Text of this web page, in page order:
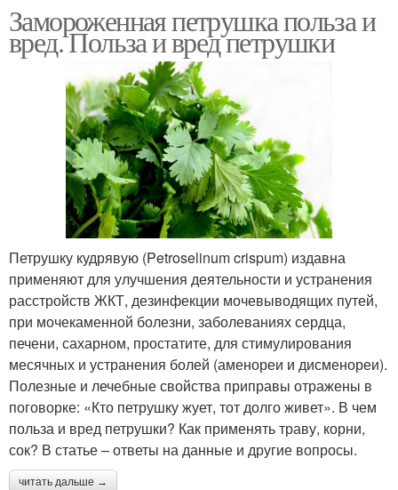
Замороженная петрушка польза и
вред. Польза и вред петрушки
Петрушку кудрявую (Petroselinum crispum) издавна
применяют для улучшения деятельности и устранения
расстройств ЖКТ, дезинфекции мочевыводящих путей,
при мочекаменной болезни, заболеваниях сердца,
печени, сахарном, простатите, для стимулирования
месячных и устранения болей (аменореи и дисменореи).
Полезные и лечебные свойства приправы отражены в
поговорке: «Кто петрушку жует, тот долго живет». В чем
польза и вред петрушки? Как применять траву, корни,
сок? В статье – ответы на данные и другие вопросы.
читать дальше →